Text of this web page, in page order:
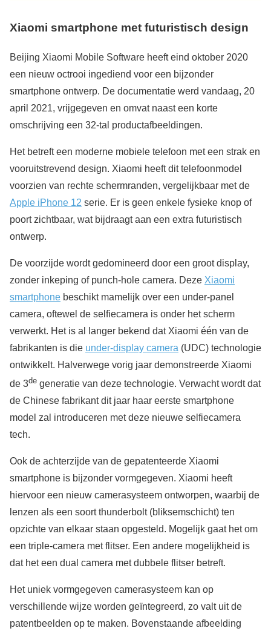
Xiaomi smartphone met futuristisch design
Beijing Xiaomi Mobile Software heeft eind oktober 2020
een nieuw octrooi ingediend voor een bijzonder
smartphone ontwerp. De documentatie werd vandaag, 20
april 2021, vrijgegeven en omvat naast een korte
omschrijving een 32-tal productafbeeldingen.
Het betreft een moderne mobiele telefoon met een strak en
vooruitstrevend design. Xiaomi heeft dit telefoonmodel
voorzien van rechte schermranden, vergelijkbaar met de
Apple iPhone 12 serie. Er is geen enkele fysieke knop of
poort zichtbaar, wat bijdraagt aan een extra futuristisch
ontwerp.
De voorzijde wordt gedomineerd door een groot display,
zonder inkeping of punch-hole camera. Deze Xiaomi
smartphone beschikt mamelijk over een under-panel
camera, oftewel de selfiecamera is onder het scherm
verwerkt. Het is al langer bekend dat Xiaomi één van de
fabrikanten is die under-display camera (UDC) technologie
ontwikkelt. Halverwege vorig jaar demonstreerde Xiaomi
de 3de generatie van deze technologie. Verwacht wordt dat
de Chinese fabrikant dit jaar haar eerste smartphone
model zal introduceren met deze nieuwe selfiecamera
tech.
Ook de achterzijde van de gepatenteerde Xiaomi
smartphone is bijzonder vormgegeven. Xiaomi heeft
hiervoor een nieuw camerasysteem ontworpen, waarbij de
lenzen als een soort thunderbolt (bliksemschicht) ten
opzichte van elkaar staan opgesteld. Mogelijk gaat het om
een triple-camera met flitser. Een andere mogelijkheid is
dat het een dual camera met dubbele flitser betreft.
Het uniek vormgegeven camerasysteem kan op
verschillende wijze worden geïntegreerd, zo valt uit de
patentbeelden op te maken. Bovenstaande afbeelding